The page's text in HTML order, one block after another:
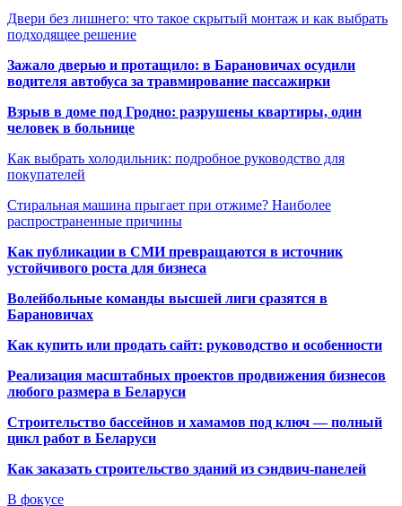
Двери без лишнего: что такое скрытый монтаж и как выбрать
подходящее решение
Зажало дверью и протащило: в Барановичах осудили
водителя автобуса за травмирование пассажирки
Взрыв в доме под Гродно: разрушены квартиры, один
человек в больнице
Как выбрать холодильник: подробное руководство для
покупателей
Стиральная машина прыгает при отжиме? Наиболее
распространенные причины
Как публикации в СМИ превращаются в источник
устойчивого роста для бизнеса
Волейбольные команды высшей лиги сразятся в
Барановичах
Как купить или продать сайт: руководство и особенности
Реализация масштабных проектов продвижения бизнесов
любого размера в Беларуси
Строительство бассейнов и хамамов под ключ — полный
цикл работ в Беларуси
Как заказать строительство зданий из сэндвич-панелей
В фокусе